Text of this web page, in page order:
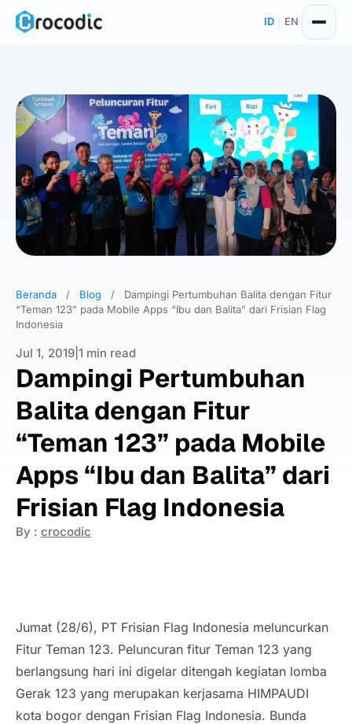
Skip
ID EN
Beranda / Blog /
Dampingi Pertumbuhan Balita dengan Fitur
“Teman 123” pada Mobile Apps “Ibu dan Balita” dari Frisian Flag
Indonesia
Jul 1, 2019 1 min read
Dampingi Pertumbuhan
Balita dengan Fitur
“Teman 123” pada Mobile
Apps “Ibu dan Balita” dari
Frisian Flag Indonesia
By : crocodic
Jumat (28/6), PT Frisian Flag Indonesia meluncurkan
Fitur Teman 123. Peluncuran fitur Teman 123 yang
berlangsung hari ini digelar ditengah kegiatan lomba
Gerak 123 yang merupakan kerjasama HIMPAUDI
kota bogor dengan Frisian Flag Indonesia. Bunda